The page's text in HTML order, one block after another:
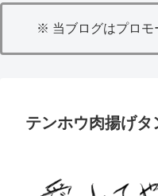
※ 当ブログはプロモ
テンホウ肉揚げタ